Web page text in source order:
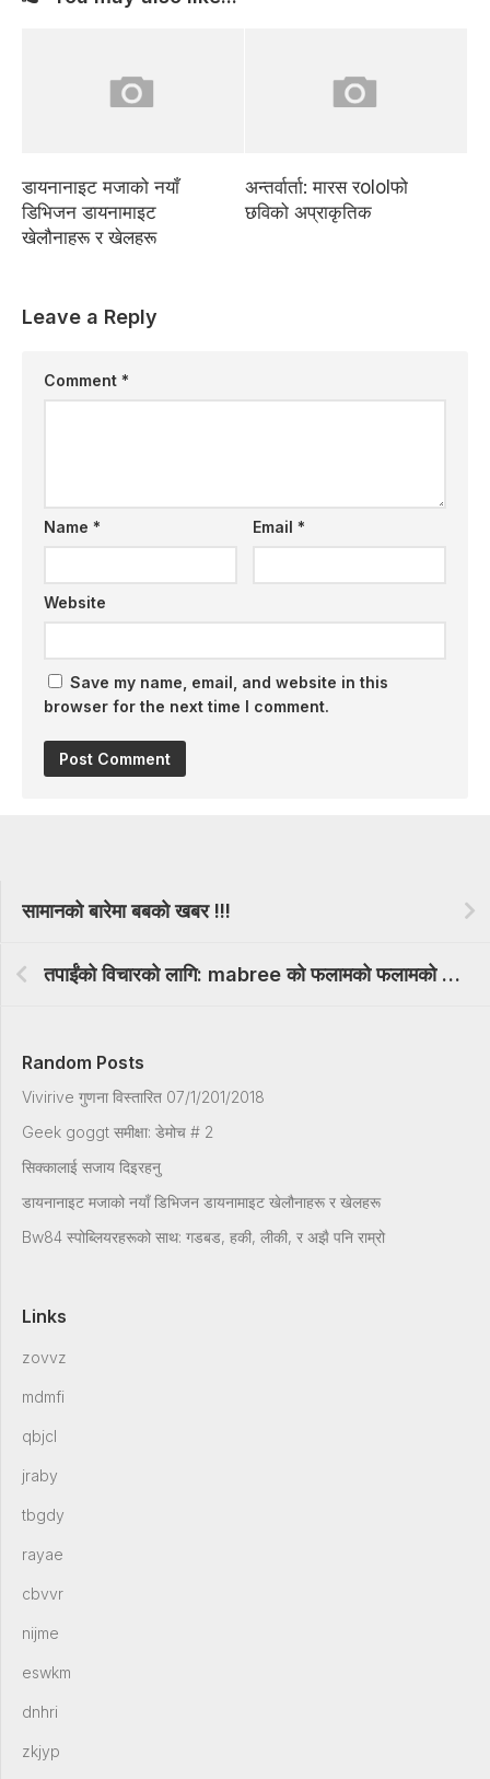
डायनानाइट मजाको नयाँ
डिभिजन डायनामाइट
खेलौनाहरू र खेलहरू
अन्तर्वार्ता: मारस रololफो
छविको अप्राकृतिक
Leave a Reply
Comment *
Name * Email*
Website
Save my name, email, and website in this
browser for the next time I comment.
सामानको बारेमा बबको खबर !!!
तपाईंको विचारको लागि: mabree को फलामको फलामको फस्ट एप्पल स collection ्ग्रह: फलामको मुट्ठी
Random Posts
Vivirive गुणना विस्तारित 07/1/201/2018
Geek goggt समीक्षा: डेमोच # 2
सिक्कालाई सजाय दिइरहनु
डायनानाइट मजाको नयाँ डिभिजन डायनामाइट खेलौनाहरू र खेलहरू
Bw84 स्पोब्लियरहरूको साथ: गडबड, हकी, लीकी, र अझै पनि राम्रो
Links
zovvz
mdmfi
qbjcl
jraby
tbgdy
rayae
cbvvr
nijme
eswkm
dnhri
zkjyp